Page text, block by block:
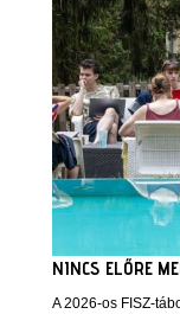
NINCS ELŐRE
A 2026-os FISZ-